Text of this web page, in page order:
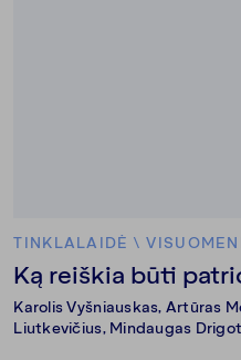
TINKLALAIDĖ \
Ką reiškia būti
Karolis Vyšniauskas, Artūras
Liutkevičius, Mindaugas